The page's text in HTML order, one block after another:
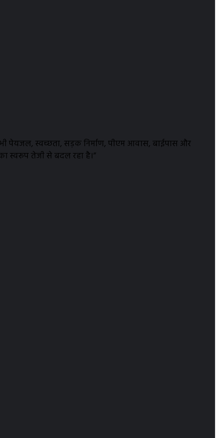
पेयजल, स्वच्छता, सड़क निर्माण, पीएम आवास, बाईपास और
स्वरूप तेजी से बदल रहा है।”